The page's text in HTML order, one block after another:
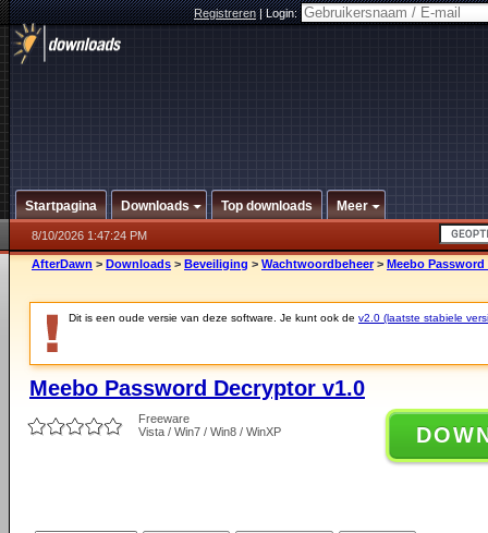
Registreren|Login:
Startpagina Downloads Top downloads Meer
8/10/2026 1:47:24 PM
AfterDawn > Downloads > Beveiliging > Wachtwoordbeheer > Meebo
Dit is een oude versie van deze software. Je kunt ook de v2.0 (laatste stabiele
Meebo Password Decryptor v1.0
Freeware
Vista / Win7 / Win8 / WinXP